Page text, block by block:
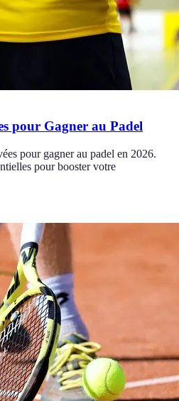
pour Gagner au Padel
pour gagner au padel en 2026.
pour booster votre